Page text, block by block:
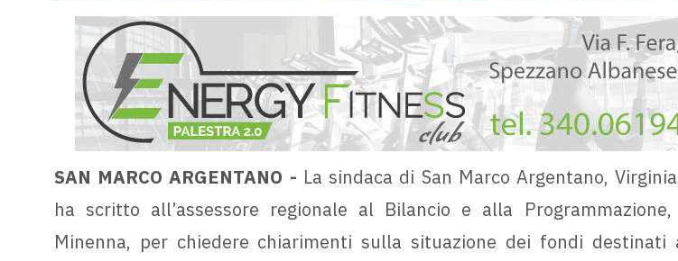
SAN MARCO ARGENTANO - La sindaca di San Marco Argentano,
ha scritto all’assessore regionale al Bilancio e alla Programmazione,
Minenna, per chiedere chiarimenti sulla situazione dei fondi destinati